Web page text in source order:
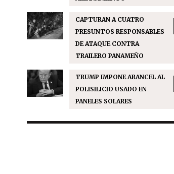
CAPTURAN A CUATRO
PRESUNTOS RESPONSABLES
DE ATAQUE CONTRA
TRAILERO PANAMEÑO
TRUMP IMPONE ARANCEL AL
POLISILICIO USADO EN
PANELES SOLARES